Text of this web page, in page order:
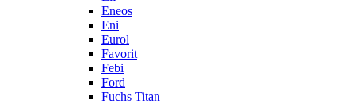
Eneos
Eni
Eurol
Favorit
Febi
Ford
Fuchs Titan